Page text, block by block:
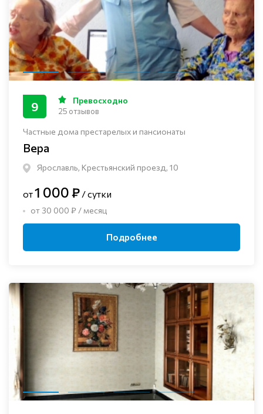
Частные дома престарелых и пансионаты
Вера
Ярославль, Крестьянский проезд, 10
9 Превосходно
25 отзывов
от1 000 ₽ / сутки
от 30 000 ₽ / месяц
Подробнее